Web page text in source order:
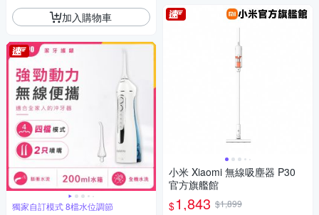
加入購物車
獨家自訂模式 8檔水位調節
小米 Xiaomi 無線吸塵器 P30
官方旗艦館
$1,843 $1,899